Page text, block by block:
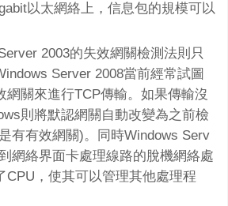
以太網絡上，信息包的規模可以
2003的失效網關檢測法則只
Server 2008當前經常試圖
網關來進行TCP傳輸。如果傳輸沒
則將默認網關自動改變為之前檢
有有效網關)。同時Windows Serv
網絡界面卡處理線路的脫機網絡處
CPU，使其可以管理其他處理程